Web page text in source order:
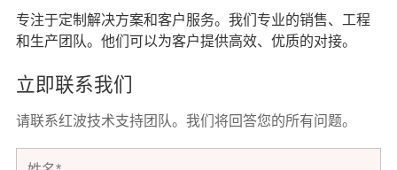
专注于定制解决方案和客户服务。我们专业的销售、工程
和生产团队。他们可以为客户提供高效、优质的对接。
立即联系我们
请联系红波技术支持团队。我们将回答您的所有问题。